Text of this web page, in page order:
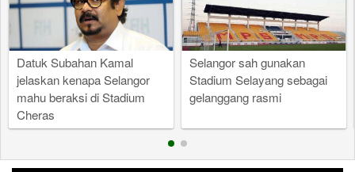
Datuk Subahan Kamal
jelaskan kenapa Selangor
mahu beraksi di Stadium
Cheras
Selangor sah gunakan
Stadium Selayang sebagai
gelanggang rasmi